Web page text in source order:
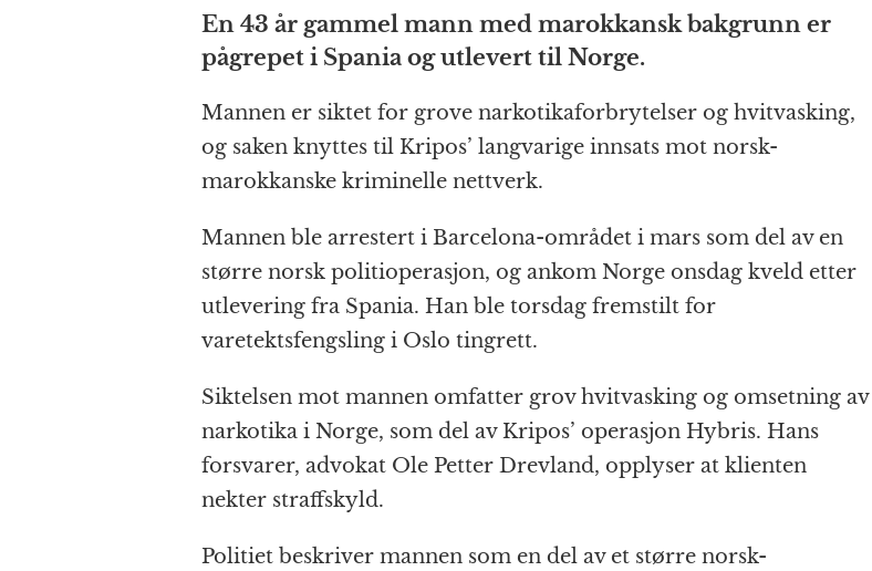
c
e
b
o
o
ss
e
n
g
e
r
at
s
A
p
p
a
p
c
h
at
e
g
r
a
m
n
t
ai
l
En 43 år gammel mann med marokkansk bakgrunn er
pågrepet i Spania og utlevert til Norge.
Mannen er siktet for grove narkotikaforbrytelser og hvitvasking,
og saken knyttes til Kripos’ langvarige innsats mot norsk-
marokkanske kriminelle nettverk.
Mannen ble arrestert i Barcelona-området i mars som del av en
større norsk politioperasjon, og ankom Norge onsdag kveld etter
utlevering fra Spania. Han ble torsdag fremstilt for
varetektsfengsling i Oslo tingrett.
Siktelsen mot mannen omfatter grov hvitvasking og omsetning av
narkotika i Norge, som del av Kripos’ operasjon Hybris. Hans
forsvarer, advokat Ole Petter Drevland, opplyser at klienten
nekter straffskyld.
Politiet beskriver mannen som en del av et større norsk-